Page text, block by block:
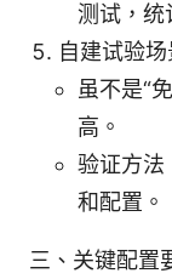
测试，统
自建试验场
虽不是“
高。
验证方法
和配置。
三、关键配置